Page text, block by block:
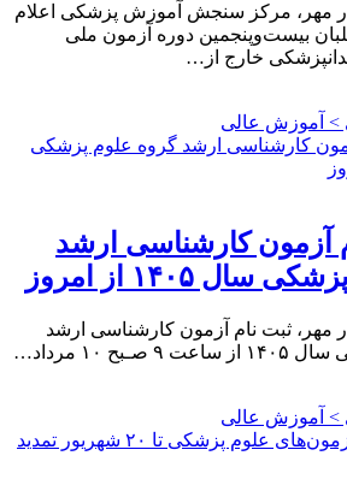
مهر، مرکز سنجش آموزش پزشکی اعلام
بیست‌وپنجمین دوره آزمون ملی
خارج از…
> آموزش عالی
آزمون کارشناسی ارشد
۱۴۰۵ از امروز
مهر، ثبت نام آزمون کارشناسی ارشد
۱۰ مرداد…
> آموزش عالی